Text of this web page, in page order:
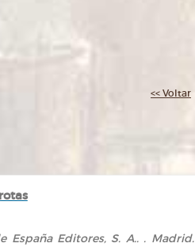
<< Voltar
España Editores, S. A.. . Madrid.